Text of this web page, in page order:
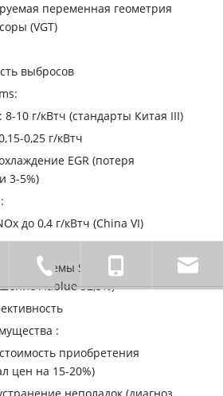
переменная геометрия
(VGT)
выбросов
10 г/кВтч (стандарты Китая III)
0,25 г/кВтч
EGR (потеря
3-5%)
до 0,4 г/кВтч (China VI)
г/кВтч
системы SCR с дозированием
Adblue 32,5%)
‌:
приобретения
цен на 15-20%)
0086-710-2828838.
0086 -